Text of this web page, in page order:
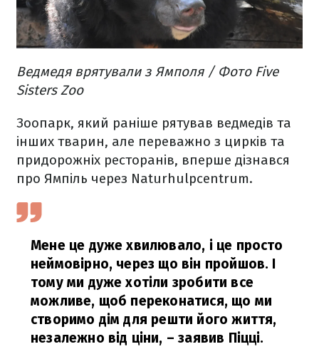
Ведмедя врятували з Ямполя / Фото Five
Sisters Zoo
Зоопарк, який раніше рятував ведмедів та
інших тварин, але переважно з цирків та
придорожніх ресторанів, вперше дізнався
про Ямпіль через Naturhulpcentrum.
Мене це дуже хвилювало, і це просто
неймовірно, через що він пройшов. І
тому ми дуже хотіли зробити все
можливе, щоб переконатися, що ми
створимо дім для решти його життя,
незалежно від ціни, – заявив Піцці.